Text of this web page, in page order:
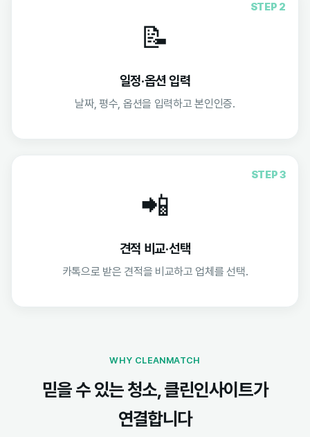
STEP 2
📝
일정·옵션 입력
날짜, 평수, 옵션을 입력하고 본인인증.
STEP 3
📲
견적 비교·선택
카톡으로 받은 견적을 비교하고 업체를 선택.
WHY CLEANMATCH
믿을 수 있는 청소, 클린인사이트가
연결합니다